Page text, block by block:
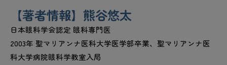
【著者情報】熊谷悠太
日本眼科学会認定 眼科専門医
2003年 聖マリアンナ医科大学医学部卒業、聖マリアンナ医
科大学病院眼科学教室入局